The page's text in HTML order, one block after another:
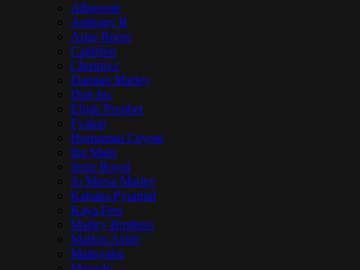
Alborosie
Anthony B
Arise Roots
Capleton
Chronixx
Damian Marley
Dub Inc
Elijah Prophet
Fyakin
Hornsman Coyote
Iba Mahr
Jesse Royal
Jo Mersa Marley
Kabaka Pyramid
Kaya Fest
Marley Brothers
Marlon Asher
Matisyahu